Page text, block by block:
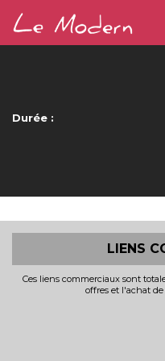
Durée :
LIENS
Ces liens commerciaux sont
offres et l'achat